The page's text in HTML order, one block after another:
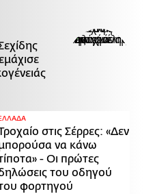
ΕΛΛΑΔΑ
στις Σέρρες: «Δεν
να κάνω
- Οι πρώτες
του οδηγού
φορτηγού